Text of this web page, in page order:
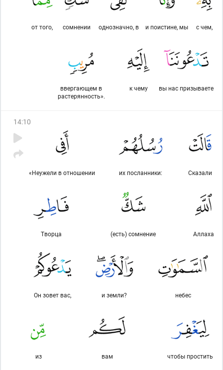
с чем,
и поистине, мы
однозначно, в
сомнении
от того,
вы нас призываете
к чему
ввергающем в
растерянность».
14:10
Сказали
их посланники:
«Неужели в отношении
Аллаха
(есть) сомнение
Творца
небес
и земли?
Он зовет вас,
чтобы простить
вам
из